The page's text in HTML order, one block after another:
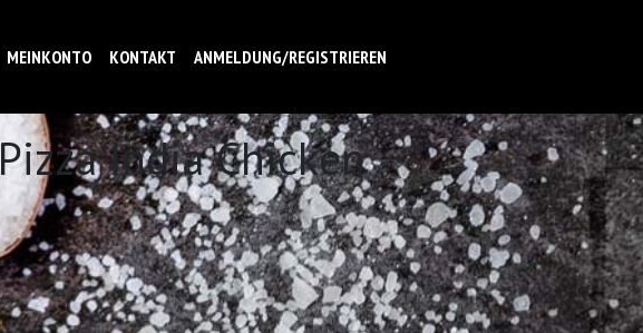
MEINKONTO KONTAKT ANMELDUNG/REGISTRIEREN
Pizza India Chicken